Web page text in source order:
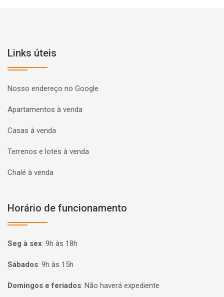
Links úteis
Nosso endereço no Google
Apartamentos à venda
Casas à venda
Terrenos e lotes à venda
Chalé à venda
Horário de funcionamento
Seg à sex: 9h às 18h
Sábados: 9h às 15h
Domingos e feriados: Não haverá expediente